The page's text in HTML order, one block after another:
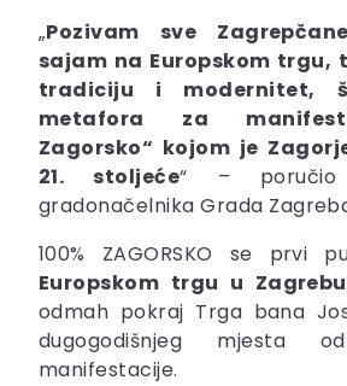
„Pozivam sve
sajam na Europskom trgu,
tradiciju i modernitet,
metafora za
Zagorsko“ kojom je
21. stoljeće“ – poručio
gradonačelnika Grada
100% ZAGORSKO se prvi
Europskom trgu u Zagrebu
odmah pokraj Trga bana
dugogodišnjeg mjesta
manifestacije.